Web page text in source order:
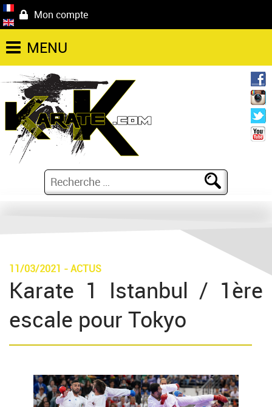
Mon compte
MENU
11/03/2021 -ACTUS
Karate 1 Istanbul / 1ère
escale pour Tokyo